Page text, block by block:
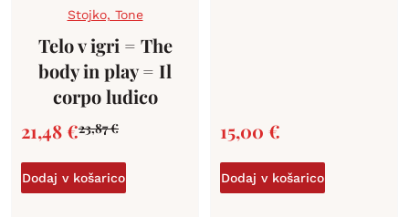
Stojko, Tone
Telo v igri = The
body in play = Il
corpo ludico
23,87€
21,48€
Dodaj v košarico
15,00 €
Dodaj v košarico